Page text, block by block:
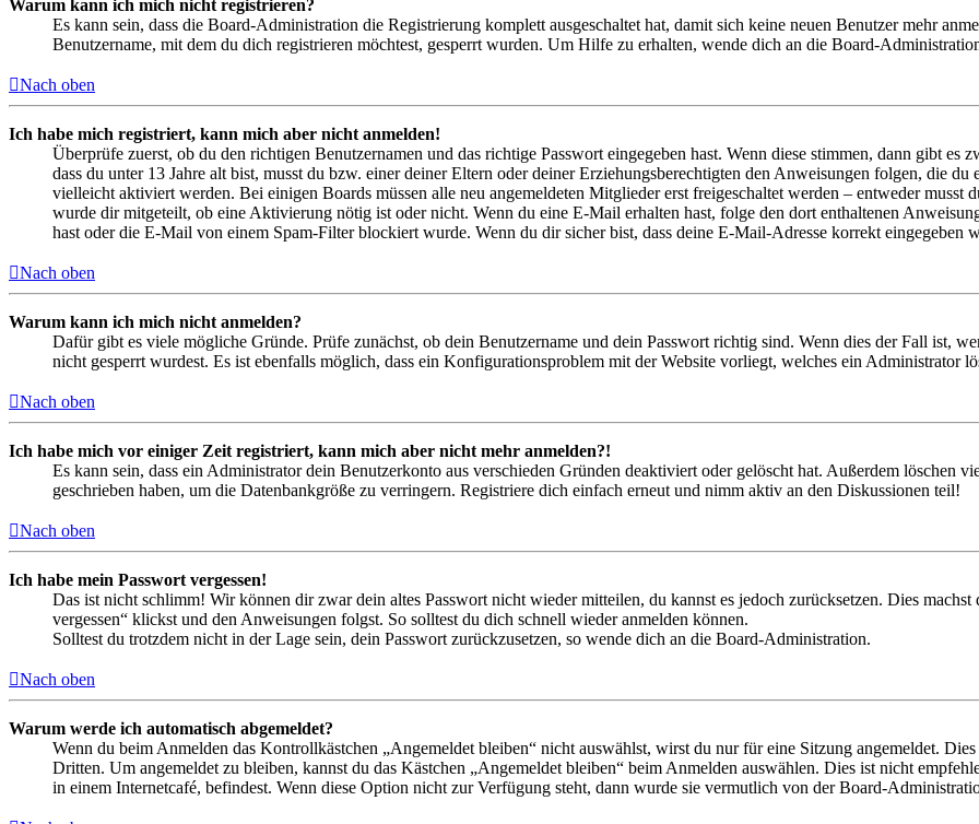
Warum kann ich mich nicht registrieren?
Es kann sein, dass die Board-Administration die Registrierung komplett ausgeschaltet hat, damit sich keine neuen Benutzer mehr
Benutzername, mit dem du dich registrieren möchtest, gesperrt wurden. Um Hilfe zu erhalten, wende dich an die Board-
Nach oben
Ich habe mich registriert, kann mich aber nicht anmelden!
Überprüfe zuerst, ob du den richtigen Benutzernamen und das richtige Passwort eingegeben hast. Wenn diese stimmen, dann gibt es
dass du unter 13 Jahre alt bist, musst du bzw. einer deiner Eltern oder deiner Erziehungsberechtigten den Anweisungen folgen, die
vielleicht aktiviert werden. Bei einigen Boards müssen alle neu angemeldeten Mitglieder erst freigeschaltet werden – entweder musst
wurde dir mitgeteilt, ob eine Aktivierung nötig ist oder nicht. Wenn du eine E-Mail erhalten hast, folge den dort enthaltenen
hast oder die E-Mail von einem Spam-Filter blockiert wurde. Wenn du dir sicher bist, dass deine E-Mail-Adresse korrekt eingegeben
Nach oben
Warum kann ich mich nicht anmelden?
Dafür gibt es viele mögliche Gründe. Prüfe zunächst, ob dein Benutzername und dein Passwort richtig sind. Wenn dies der Fall ist,
nicht gesperrt wurdest. Es ist ebenfalls möglich, dass ein Konfigurationsproblem mit der Website vorliegt, welches ein Administrator
Nach oben
Ich habe mich vor einiger Zeit registriert, kann mich aber nicht mehr anmelden?!
Es kann sein, dass ein Administrator dein Benutzerkonto aus verschieden Gründen deaktiviert oder gelöscht hat. Außerdem löschen
geschrieben haben, um die Datenbankgröße zu verringern. Registriere dich einfach erneut und nimm aktiv an den Diskussionen teil!
Nach oben
Ich habe mein Passwort vergessen!
Das ist nicht schlimm! Wir können dir zwar dein altes Passwort nicht wieder mitteilen, du kannst es jedoch zurücksetzen. Dies
vergessen“ klickst und den Anweisungen folgst. So solltest du dich schnell wieder anmelden können.
Solltest du trotzdem nicht in der Lage sein, dein Passwort zurückzusetzen, so wende dich an die Board-Administration.
Nach oben
Warum werde ich automatisch abgemeldet?
Wenn du beim Anmelden das Kontrollkästchen „Angemeldet bleiben“ nicht auswählst, wirst du nur für eine Sitzung angemeldet.
Dritten. Um angemeldet zu bleiben, kannst du das Kästchen „Angemeldet bleiben“ beim Anmelden auswählen. Dies ist nicht
in einem Internetcafé, befindest. Wenn diese Option nicht zur Verfügung steht, dann wurde sie vermutlich von der Board-